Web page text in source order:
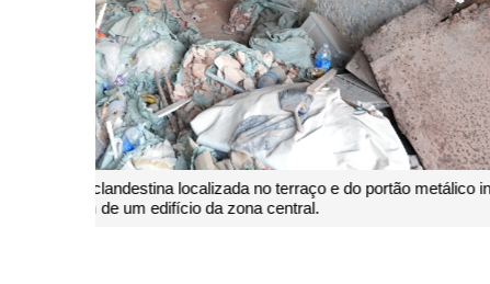
O Governo procedeu à demolição da construção